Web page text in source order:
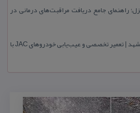
راهنمای جامع دریافت مراقبت‌های درمانی در
امداد خودرو جك در مشهد | تعمیر تخصصی و عیب‌یابی خودروهای JAC با